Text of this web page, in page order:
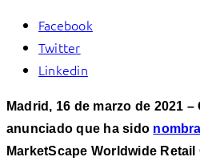
Facebook
Twitter
Linkedin
Madrid, 16 de marzo de 2021
anunciado que ha sido
MarketScape Worldwide